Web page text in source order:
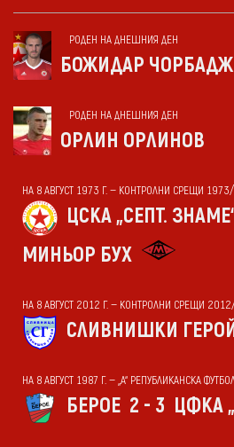
РОДЕН НА ДНЕШНИЯ ДЕН
БОЖИДАР
РОДЕН НА ДНЕШНИЯ ДЕН
ОРЛИН ОРЛИНОВ
НА 8 АВГУСТ 1973 Г. — КОНТРОЛНИ СРЕЩИ
ЦСКА „СЕПТ.
МИНЬОР БУХ
НА 8 АВГУСТ 2012 Г. — КОНТРОЛНИ СРЕЩИ
СЛИВНИШКИ
НА 8 АВГУСТ 1987 Г. — „А“ РЕПУБЛИКАНСКА
БЕРОЕ 2 - 3 ЦФКА